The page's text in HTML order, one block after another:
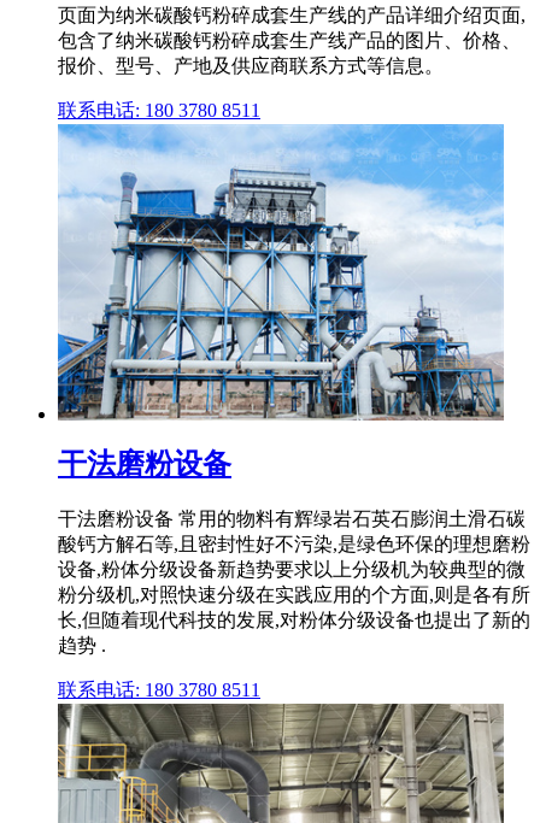
页面为纳米碳酸钙粉碎成套生产线的产品详细介绍页面,
包含了纳米碳酸钙粉碎成套生产线产品的图片、价格、
报价、型号、产地及供应商联系方式等信息。
联系电话: 180 3780 8511
干法磨粉设备
干法磨粉设备 常用的物料有辉绿岩石英石膨润土滑石碳
酸钙方解石等,且密封性好不污染,是绿色环保的理想磨粉
设备,粉体分级设备新趋势要求以上分级机为较典型的微
粉分级机,对照快速分级在实践应用的个方面,则是各有所
长,但随着现代科技的发展,对粉体分级设备也提出了新的
趋势 .
联系电话: 180 3780 8511